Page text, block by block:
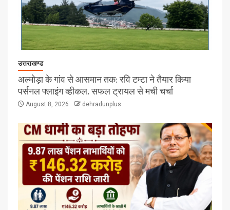
उत्तराखण्ड
अल्मोड़ा के गांव से आसमान तक: रवि टम्टा ने तैयार किया
पर्सनल फ्लाइंग व्हीकल, सफल ट्रायल से मची चर्चा
August 8, 2026 dehradunplus